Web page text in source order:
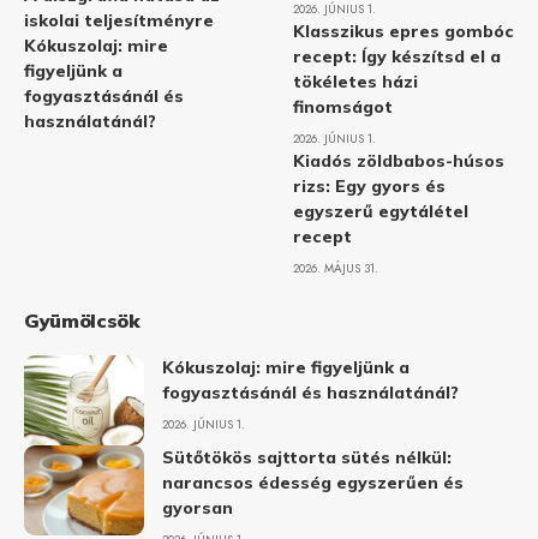
iskolai teljesítményre
Kókuszolaj: mire
figyeljünk a
fogyasztásánál és
használatánál?
2026. JÚNIUS 1.
Klasszikus epres gombóc
recept: Így készítsd el a
tökéletes házi
finomságot
2026. JÚNIUS 1.
Kiadós zöldbabos-húsos
rizs: Egy gyors és
egyszerű egytálétel
recept
2026. MÁJUS 31.
Gyümölcsök
Kókuszolaj: mire figyeljünk a
fogyasztásánál és használatánál?
2026. JÚNIUS 1.
Sütőtökös sajttorta sütés nélkül:
narancsos édesség egyszerűen és
gyorsan